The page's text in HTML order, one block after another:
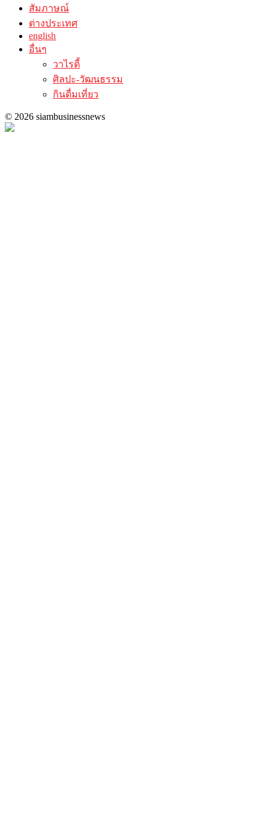
สัมภาษณ์
ต่างประเทศ
english
อื่นๆ
วาไรตี้
ศิลปะ-วัฒนธรรม
กินดื่มเที่ยว
© 2026 siambusinessnews